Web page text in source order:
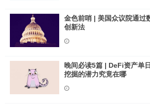
金色前哨 | 美国众议院通过
创新法
晚间必读5篇 | DeFi资产单
挖掘的潜力究竟在哪